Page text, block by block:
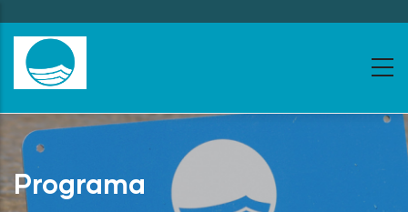
to
main
content
Programa